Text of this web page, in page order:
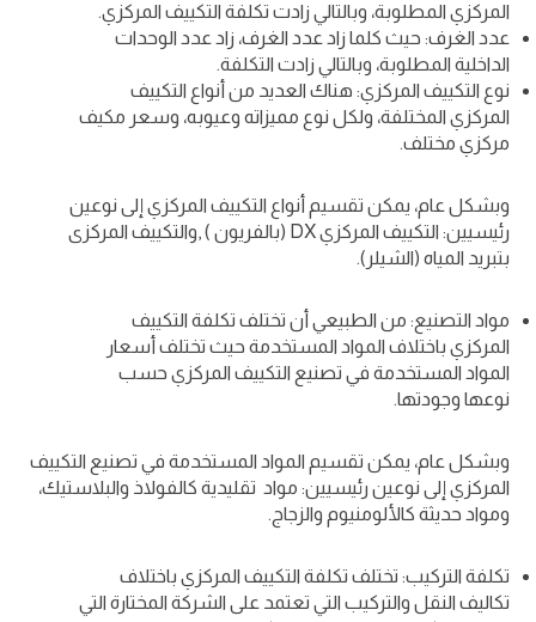
المركزي المطلوبة، وبالتالي زادت تكلفة التكييف المركزي.
عدد الغرف: حيث كلما زاد عدد الغرف، زاد عدد الوحدات
الداخلية المطلوبة، وبالتالي زادت التكلفة.
نوع التكييف المركزي: هناك العديد من أنواع التكييف
المركزي المختلفة، ولكل نوع مميزاته وعيوبه، وسعر مكيف
مركزي مختلف.
وبشكل عام، يمكن تقسيم أنواع التكييف المركزي إلى نوعين
رئيسيين: التكييف المركزي DX (بالفريون ) ,والتكييف المركزى
بتبريد المياه (الشيلر).
مواد التصنيع: من الطبيعي أن تختلف تكلفة التكييف
المركزي باختلاف المواد المستخدمة حيث تختلف أسعار
المواد المستخدمة في تصنيع التكييف المركزي حسب
نوعها وجودتها.
وبشكل عام، يمكن تقسيم المواد المستخدمة في تصنيع التكييف
المركزي إلى نوعين رئيسيين: مواد تقليدية كالفولاذ والبلاستيك،
ومواد حديثة كالألومنيوم والزجاج.
تكلفة التركيب: تختلف تكلفة التكييف المركزي باختلاف
تكاليف النقل والتركيب التي تعتمد على الشركة المختارة التي